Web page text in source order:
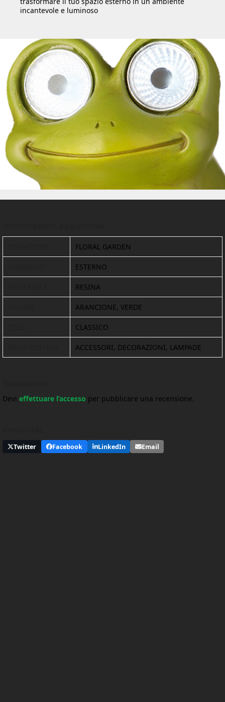
incantevole e luminoso
FLORAL GARDEN
ESTERNO
RESINA
ARANCIONE, VERDE
CLASSICO
ACCESSORI, DECORAZIONI, LAMPADE
Devi effettuare l’accesso per pubblicare una recensione.
Twitter Facebook LinkedIn Email